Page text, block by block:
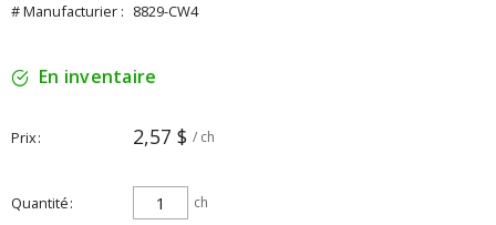
# Manufacturier : 8829-CW4
En inventaire
Prix 2,57 $ / ch
Quantité ch